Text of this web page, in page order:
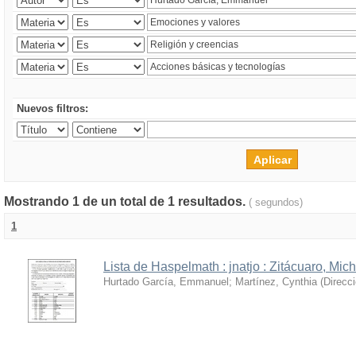
Nuevos filtros:
Mostrando 1 de un total de 1 resultados. ( segundos)
1
Lista de Haspelmath : jnatjo : Zitácuaro,
Hurtado García, Emmanuel ; Martínez, Cynthia (